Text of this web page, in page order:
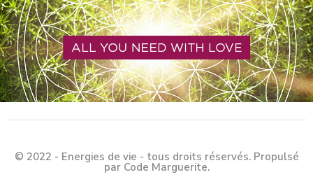
© 2022 - Energies de vie - tous droits réservés. Propulsé
par Code Marguerite.